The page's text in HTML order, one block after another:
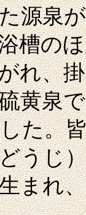
源泉
槽の
れ、
黄泉
た。
うじ
まれ